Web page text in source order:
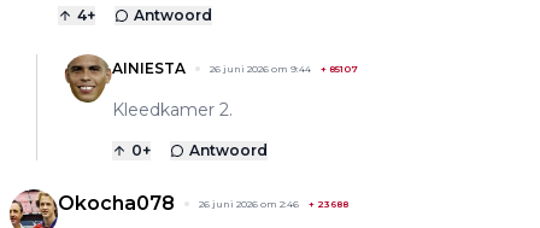
4+ Antwoord
AINIESTA 26 juni 2026 om 9:44 + 85107
Kleedkamer 2.
0+ Antwoord
Okocha078 26 juni 2026 om 2:46 + 23688